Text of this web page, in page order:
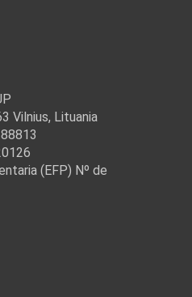
Vilnius, Lituania
(EFP) Nº de